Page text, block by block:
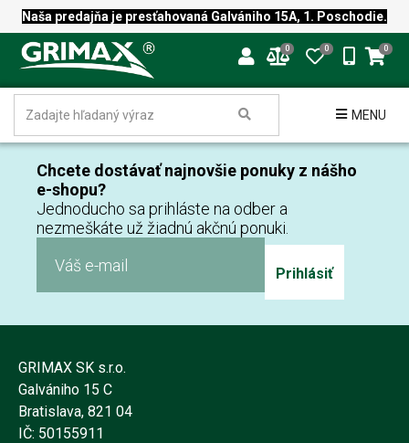
Naša predajňa je presťahovaná Galvániho 15A, 1. Poschodie.
0 0 0
MENU
Chcete dostávať najnovšie ponuky z nášho
e-shopu?
Jednoducho sa prihláste na odber a
nezmeškáte už žiadnú akčnú ponuki.
Prihlásiť
GRIMAX SK s.r.o.
Galvániho 15 C
Bratislava, 821 04
IČ: 50155911